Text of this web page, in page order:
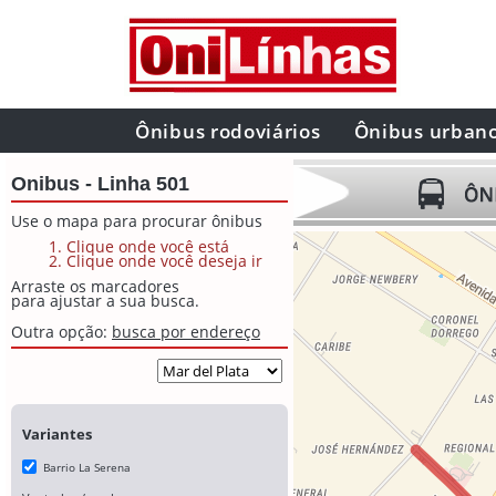
Ônibus rodoviários Ônibus
Onibus - Linha 501
Use o mapa para procurar ônibus
Clique onde você está
Clique onde você deseja ir
Arraste os marcadores
para ajustar a sua busca.
Outra opção: busca por endereço
Variantes
Barrio La Serena